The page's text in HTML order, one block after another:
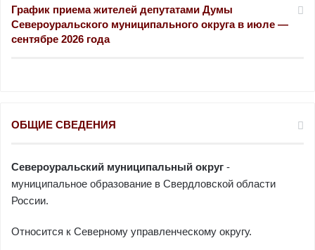
:
График приема жителей депутатами Думы
Североуральского муниципального округа в июле —
сентябре 2026 года
ОБЩИЕ СВЕДЕНИЯ
Североуральский муниципальный округ -
муниципальное образование в Свердловской области
России.
Относится к Северному управленческому округу.